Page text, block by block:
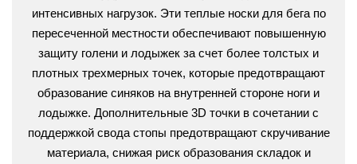
интенсивных нагрузок. Эти теплые носки для бега по
пересеченной местности обеспечивают повышенную
защиту голени и лодыжек за счет более толстых и
плотных трехмерных точек, которые предотвращают
образование синяков на внутренней стороне ноги и
лодыжке. Дополнительные 3D точки в сочетании с
поддержкой свода стопы предотвращают скручивание
материала, снижая риск образования складок и